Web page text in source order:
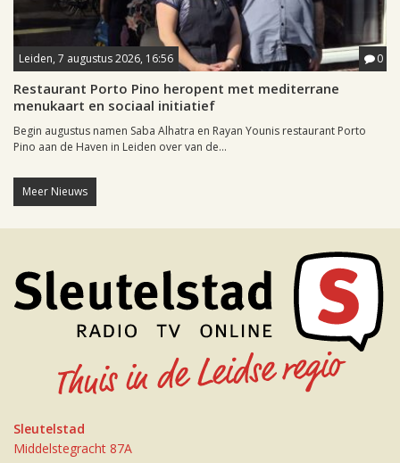
Leiden, 7 augustus 2026, 16:56 0
Restaurant Porto Pino heropent met mediterrane
menukaart en sociaal initiatief
Begin augustus namen Saba Alhatra en Rayan Younis restaurant Porto
Pino aan de Haven in Leiden over van de...
Meer Nieuws
Sleutelstad
Middelstegracht 87A